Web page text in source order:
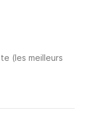
(les meilleurs